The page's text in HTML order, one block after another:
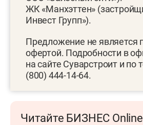
ЖК «Манхэттен»
Инвест Групп»).
Предложение не является
офертой. Подробности в
на сайте Суварстроит и по
(800) 444-14-64.
Читайте БИЗНЕС Online